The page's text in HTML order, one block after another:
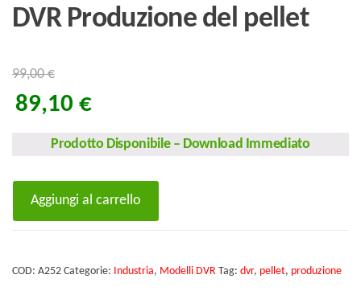
DVR Produzione del pellet
99,00€
89,10 €
Prodotto Disponibile – Download Immediato
Aggiungi al carrello
COD: A252 Categorie: Industria, Modelli DVR Tag: dvr, pellet, produzione